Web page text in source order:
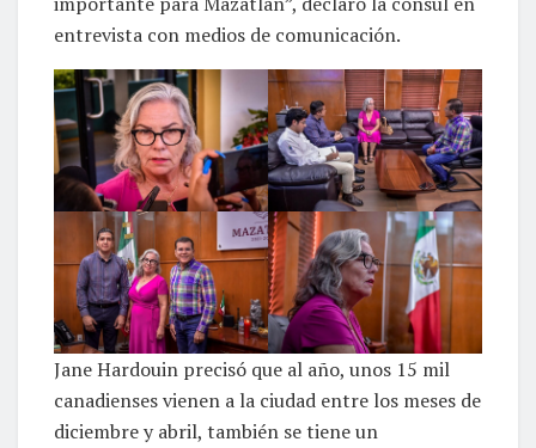
entrevista con medios de comunicación.
Jane Hardouin precisó que al año, unos 15 mil
canadienses vienen a la ciudad entre los meses de
diciembre y abril, también se tiene un